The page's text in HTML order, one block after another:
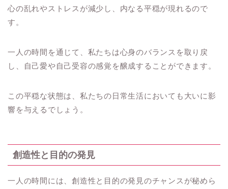
心の乱れやストレスが減少し、内なる平穏が現れるので
す。
一人の時間を通じて、私たちは心身のバランスを取り戻
し、自己愛や自己受容の感覚を醸成することができます。
この平穏な状態は、私たちの日常生活においても大いに影
響を与えるでしょう。
創造性と目的の発見
一人の時間には、創造性と目的の発見のチャンスが秘めら